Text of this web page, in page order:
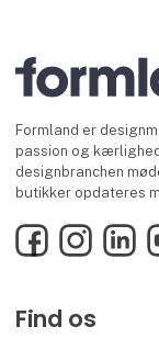
Formland er
passion og
designbranchen
butikker opdateres
FacebookInstagramLinkedIn
Find os